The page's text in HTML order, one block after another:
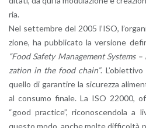
ria.
Nel set­tem­bre del 2005 l’ISO,
zio­ne, ha pub­bli­ca­to la ver­sio­ne
“Food Sa­fe­ty Ma­na­ge­ment
za­tion in the food chain”.
quel­lo di ga­ran­ti­re la si­cu­rez­za
al con­su­mo fi­na­le. La ISO 22000,
“good prac­ti­ce”, ri­co­no­scen­do­la a